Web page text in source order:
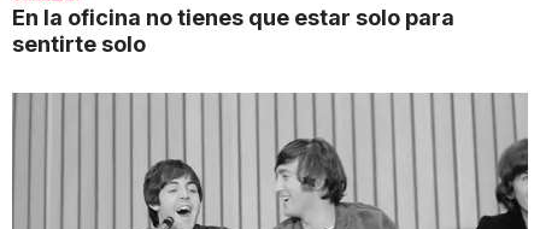
En la oficina no tienes que estar solo para
sentirte solo